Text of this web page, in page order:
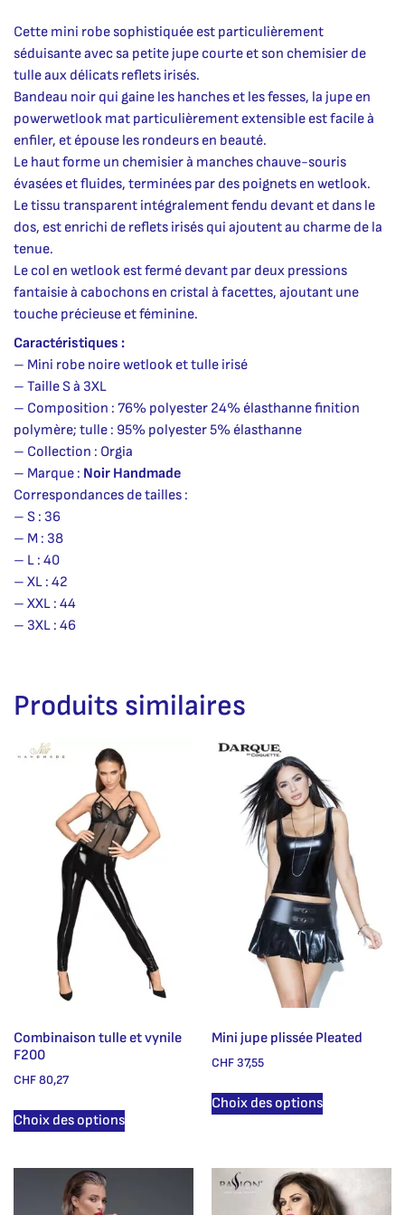
Cette mini robe sophistiquée est particulièrement
séduisante avec sa petite jupe courte et son chemisier de
tulle aux délicats reflets irisés.
Bandeau noir qui gaine les hanches et les fesses, la jupe en
powerwetlook mat particulièrement extensible est facile à
enfiler, et épouse les rondeurs en beauté.
Le haut forme un chemisier à manches chauve-souris
évasées et fluides, terminées par des poignets en wetlook.
Le tissu transparent intégralement fendu devant et dans le
dos, est enrichi de reflets irisés qui ajoutent au charme de la
tenue.
Le col en wetlook est fermé devant par deux pressions
fantaisie à cabochons en cristal à facettes, ajoutant une
touche précieuse et féminine.
Caractéristiques :
– Mini robe noire wetlook et tulle irisé
– Taille S à 3XL
– Composition : 76% polyester 24% élasthanne finition
polymère; tulle : 95% polyester 5% élasthanne
– Collection : Orgia
– Marque : Noir Handmade
Correspondances de tailles :
– S : 36
– M : 38
– L : 40
– XL : 42
– XXL : 44
– 3XL : 46
Produits similaires
Combinaison tulle et vynile
F200
CHF80,27
Choix des options
Mini jupe plissée Pleated
CHF 37,55
Choix des options